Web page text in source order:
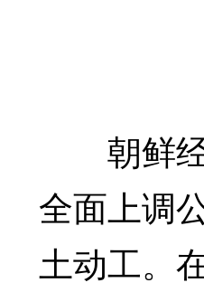
朝鲜
全面上调
土动工。